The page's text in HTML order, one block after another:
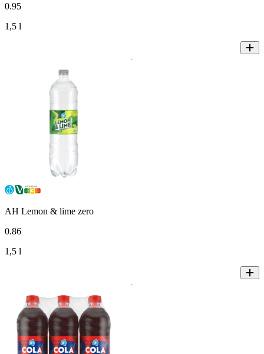
0.95
1,5 l
AH Lemon & lime zero
0.86
1,5 l